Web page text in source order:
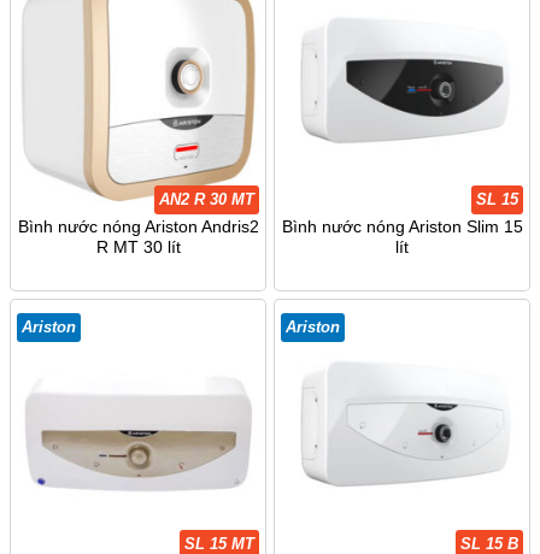
AN2 R 30 MT
Bình nước nóng Ariston Andris2
R MT 30 lít
SL 15
Bình nước nóng Ariston Slim 15
lít
Ariston
SL 15 MT
Ariston
SL 15 B